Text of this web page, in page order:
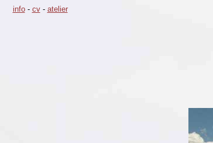
info- cv- atelier